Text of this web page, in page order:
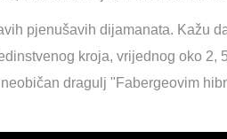
pjenušavih dijamanata. Kažu
kroja, vrijednog oko 2,
dragulj "Fabergeovim